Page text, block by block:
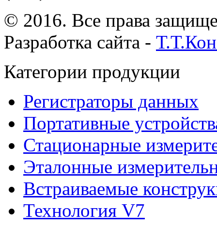
© 2016. Все права
Разработка сайта -
Категории продукции
Регистраторы данных
Портативные
Стационарные
Эталонные
Встраиваемые
Технология V7